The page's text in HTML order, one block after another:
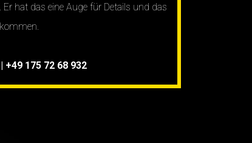
hat das eine Auge für Details und das
| +49 175 72 68 932